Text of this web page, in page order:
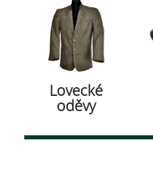
Lovecké
oděvy